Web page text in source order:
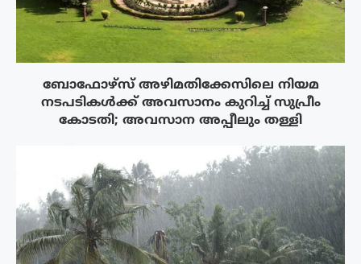
ബോഫോഴ്‌സ് അഴിമതിക്കേസിലെ നിയമ
നടപടികൾക്ക് അവസാനം കുറിച്ച് സുപ്രീം
കോടതി; അവസാന അപ്പീലും തള്ളി